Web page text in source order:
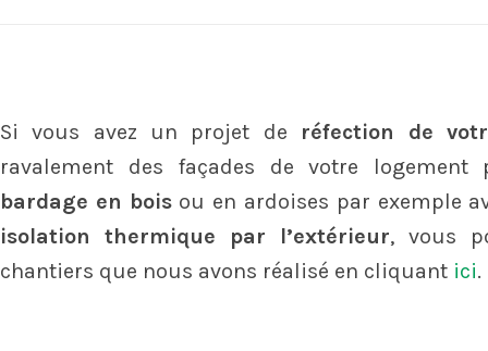
Si vous avez un projet de réfection de
ravalement des façades de votre logement
bardage en boisou en ardoises par exemple
isolation thermique par l’extérieur, vous
chantiers que nous avons réalisé en cliquant ici.